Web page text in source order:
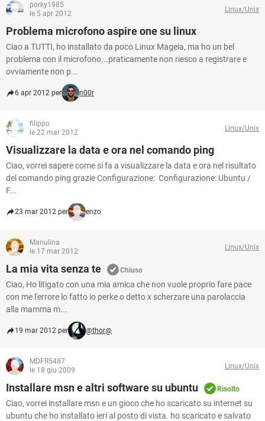
porky1985
le 5 apr 2012
Linux/Unix
Problema microfono aspire one su linux
Ciao a TUTTI, ho installato da poco Linux Mageia, ma ho un bel
problema con il microfono...praticamente non riesco a registrare e
ovviamente non p...
6 apr 2012 per n00r
filippo
le 22 mar 2012
Linux/Unix
Visualizzare la data e ora nel comando ping
Ciao, vorrei sapere come si fa a visualizzare la data e ora nel risultato
del comando ping grazie Configurazione: Configurazione: Ubuntu /
F...
23 mar 2012 per enzo
Manulina
le 17 mar 2012
Linux/Unix
La mia vita senza te Chiuso
Ciao, Ho litigato con una mia amica che non vuole proprio fare pace
con me l'errore lo fatto io perke o detto x scherzare una parolaccia
alla mamma m...
19 mar 2012 per @thor@
MDFR5487
le 18 giu 2009
Linux/Unix
Installare msn e altri software su ubuntu Risolto
Ciao, vorrei installare msn e un gioco che ho scaricato su internet su
ubuntu che ho installato ieri al posto di vista. ho scaricato e salvato